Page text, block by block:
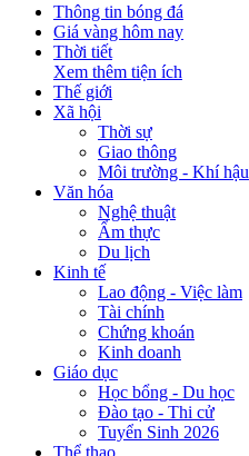
Thông tin bóng đá
Giá vàng hôm nay
Thời tiết
Xem thêm tiện ích
Thế giới
Xã hội
Thời sự
Giao thông
Môi trường - Khí hậu
Văn hóa
Nghệ thuật
Ẩm thực
Du lịch
Kinh tế
Lao động - Việc làm
Tài chính
Chứng khoán
Kinh doanh
Giáo dục
Học bổng - Du học
Đào tạo - Thi cử
Tuyển Sinh 2026
Thể thao